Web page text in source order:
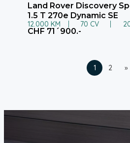
Land Rover Discovery
1.5 T 270e Dynamic SE
12.000 KM 70 CV
CHF 71´900.-
1 2 »